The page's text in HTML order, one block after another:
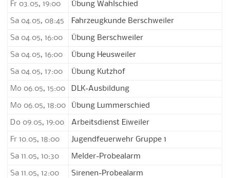
Fr 03.05, 19:00 Übung Wahlschied
Sa 04.05, 08:45 Fahrzeugkunde Berschweiler
Sa 04.05, 16:00 Übung Berschweiler
Sa 04.05, 16:00 Übung Heusweiler
Sa 04.05, 17:00 Übung Kutzhof
Mo 06.05, 15:00 DLK-Ausbildung
Mo 06.05, 18:00 Übung Lummerschied
Do 09.05, 19:00 Arbeitsdienst Eiweiler
Fr 10.05, 18:00 Jugendfeuerwehr Gruppe 1
Sa 11.05, 10:30 Melder-Probealarm
Sa 11.05, 12:00 Sirenen-Probealarm